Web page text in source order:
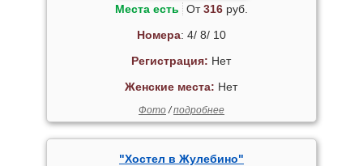
Места есть От316руб.
Номера: 4/ 8/ 10
Регистрация: Нет
Женские места: Нет
Фото/подробнее
"Хостел в Жулебино"